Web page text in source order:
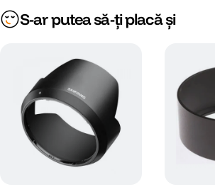
S-ar putea să-ți placă și